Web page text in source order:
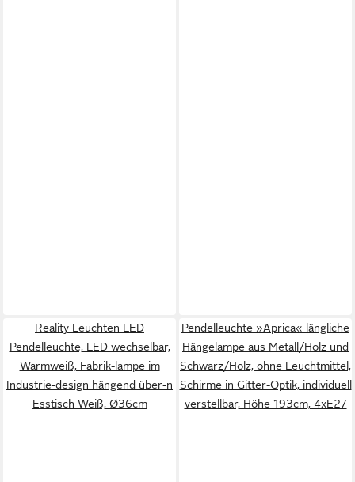
Reality Leuchten LED
Pendelleuchte, LED wechselbar,
Warmweiß, Fabrik-lampe im
Industrie-design hängend über-n
Esstisch Weiß, Ø36cm
Pendelleuchte »Aprica« längliche
Hängelampe aus Metall/Holz und
Schwarz/Holz, ohne Leuchtmittel,
Schirme in Gitter-Optik, individuell
verstellbar, Höhe 193cm, 4xE27